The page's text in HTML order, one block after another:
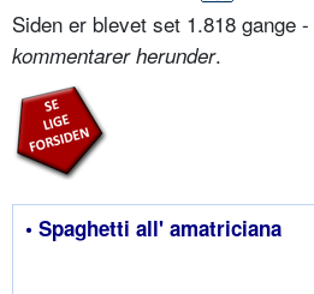
Siden er blevet set 1.818 gange -
kommentarer herunder.
• Spaghetti all' amatriciana